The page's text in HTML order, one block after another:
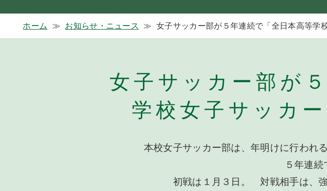
ホーム ≫ お知らせ・ニュース ≫ 女子サッカー部が５年連続で「全日本高等
女子サッカー部が
学校女子サッカ
本校女子サッカー部は、年明けに行われ
５年連続
初戦は１月３日。 対戦相手は、